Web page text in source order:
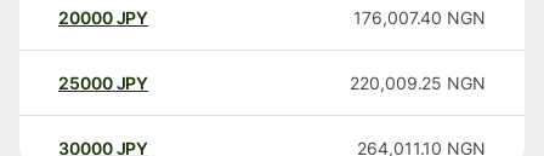
20000 JPY 176,007.40 NGN
25000 JPY 220,009.25 NGN
30000 JPY 264,011.10 NGN